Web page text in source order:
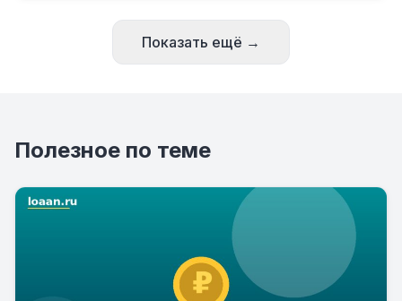
Показать ещё →
Полезное по теме